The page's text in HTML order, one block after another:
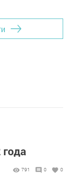
791 0 0